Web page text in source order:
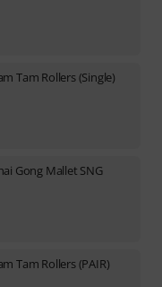
Tam Rollers (Single)
Gong Mallet SNG
Tam Rollers (PAIR)